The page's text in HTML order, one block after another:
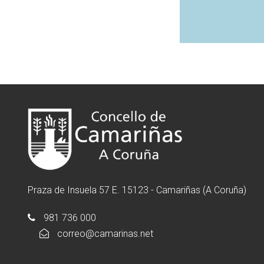
Praza de Insuela 57 E. 15123 - Camariñas (A Coruña)
981 736 000
correo@camarinas.net